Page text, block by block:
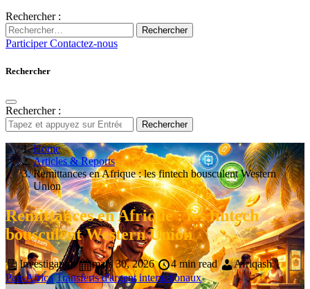
Rechercher :
Rechercher
ParticiperContactez-nous
Rechercher
Rechercher :
Rechercher
Home
Articles & Reports
Remittances en Afrique : les fintech bousculent Western
Union
Remittances en Afrique : les fintech
bousculent Western Union
Investigation mars 30, 2026 4 min read
Afriqash
Pan-Africa Transferts d'argent internationaux